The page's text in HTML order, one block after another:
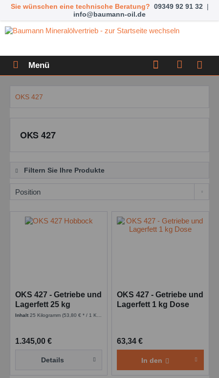
Sie wünschen eine technische Beratung? 09349 92 91 32 |
info@baumann-oil.de
Menü
OKS 427
OKS 427
Filtern Sie Ihre Produkte
OKS 427 - Getriebe und
Lagerfett 25 kg
Hobbock
Inhalt25 Kilogramm(53,80 € * / 1 Kilogramm)
1.345,00 €
Details
OKS 427 - Getriebe und
Lagerfett 1 kg Dose
63,34 €
In den